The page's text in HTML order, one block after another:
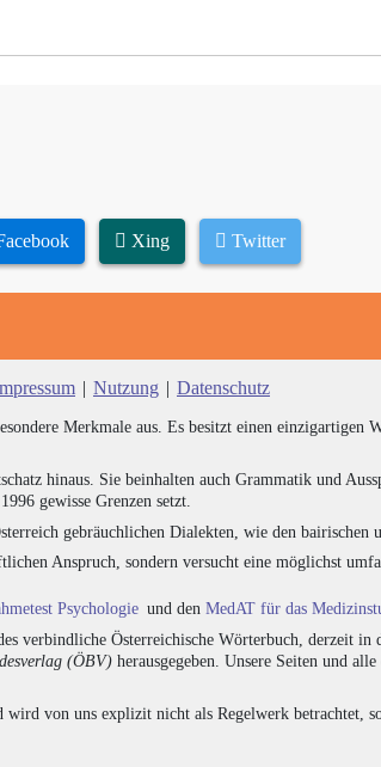
Xing Twitter
| Nutzung | Datenschutz
Merkmale aus. Es besitzt einen einzigartigen
hinaus. Sie beinhalten auch Grammatik und
gewisse Grenzen setzt.
gebräuchlichen Dialekten, wie den bairischen
Anspruch, sondern versucht eine möglichst
Psychologie und den MedAT für das
verbindliche Österreichische Wörterbuch, derzeit in
(ÖBV) herausgegeben. Unsere Seiten und
wird von uns explizit nicht als Regelwerk betrachtet,